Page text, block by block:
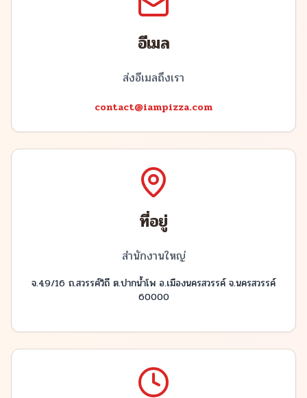
อีเมล
ส่งอีเมลถึงเรา
contact@iampizza.com
ที่อยู่
สำนักงานใหญ่
จ.49/16 ถ.สวรรค์วิถี ต.ปากน้ำโพ อ.เมืองนครสวรรค์ จ.นครสวรรค์
60000